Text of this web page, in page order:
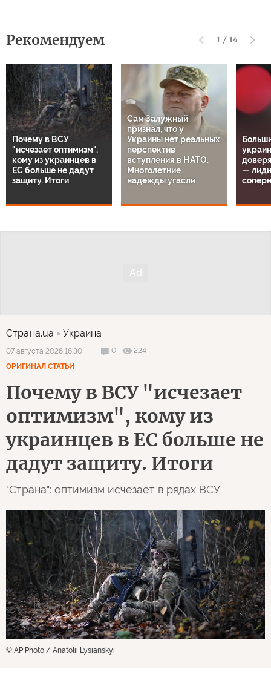
Рекомендуем 1 / 14
Почему в ВСУ
"исчезает оптимизм",
кому из украинцев в
ЕС больше не дадут
защиту. Итоги
Сам Залужный
признал, что у
Украины нет реальных
перспектив
вступления в НАТО.
Многолетние
надежды угасли
—
Страна.ua Украина
07 августа 2026 16:30 0
224
ОРИГИНАЛ СТАТЬИ
Почему в ВСУ "исчезает
оптимизм", кому из
украинцев в ЕС больше не
дадут защиту. Итоги
"Страна": оптимизм исчезает в рядах ВСУ
© AP Photo / Anatolii Lysianskyi